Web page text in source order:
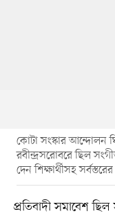
কোটা সংস্কার আন্দোলন
রবীন্দ্রসরোবরে ছিল
দেন শিক্ষার্থীসহ
প্রতিবাদী সমাবেশ ছিল